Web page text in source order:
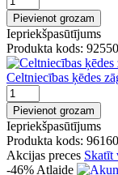
Pievienot grozam
Iepriekšpasūtījums
Produkta kods:
Celtniecības ķēdes
Pievienot grozam
Iepriekšpasūtījums
Produkta kods:
Akcijas preces Skatīt
-46% Atlaide